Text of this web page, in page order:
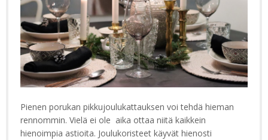
Pienen porukan pikkujoulukattauksen voi tehdä hieman
rennommin. Vielä ei ole aika ottaa niitä kaikkein
hienoimpia astioita. Joulukoristeet käyvät hienosti